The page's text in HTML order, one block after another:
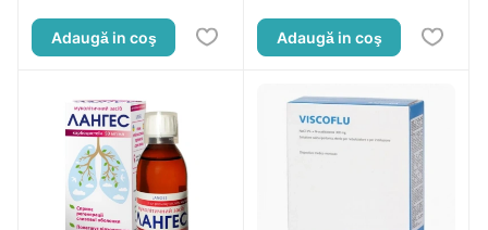
Adaugă in coş Adaugă in coş